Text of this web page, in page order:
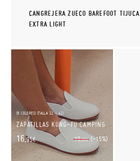
CANGREJERA ZUECO BAREFOOT TIJUCA
EXTRA LIGHT
(9 COLORES) (TALLA 22 - 42)
ZAPATILLAS KUNG-FU CAMPING
19,95€ (-15%)
16,95€